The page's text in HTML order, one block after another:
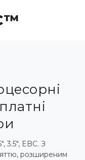
3.5", EBC. З
розширеним